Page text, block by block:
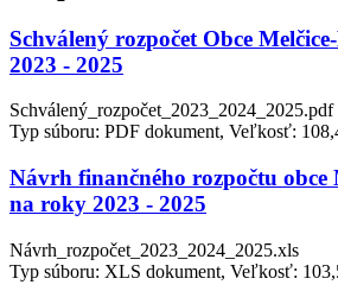
Schválený rozpočet Obce
2023 - 2025
Schválený_rozpočet_2023_2024_2025.pdf
Typ súboru: PDF dokument, Veľkosť:
Návrh finančného rozpočtu obce
na roky 2023 - 2025
Návrh_rozpočet_2023_2024_2025.xls
Typ súboru: XLS dokument, Veľkosť: